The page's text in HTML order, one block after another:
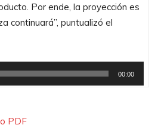
Por ende, la proyección es
continuará”, puntualizó el
00:00
PDF